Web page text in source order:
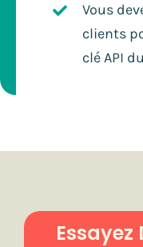
Vous
clients
clé API
Essayez